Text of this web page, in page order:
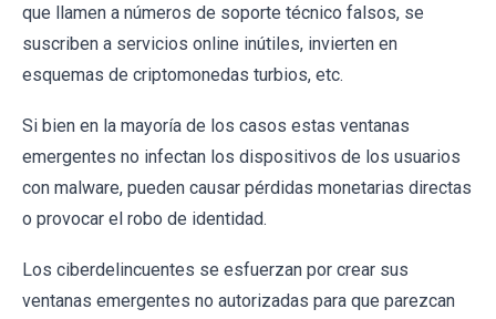
que llamen a números de soporte técnico falsos, se
suscriben a servicios online inútiles, invierten en
esquemas de criptomonedas turbios, etc.
Si bien en la mayoría de los casos estas ventanas
emergentes no infectan los dispositivos de los usuarios
con malware, pueden causar pérdidas monetarias directas
o provocar el robo de identidad.
Los ciberdelincuentes se esfuerzan por crear sus
ventanas emergentes no autorizadas para que parezcan